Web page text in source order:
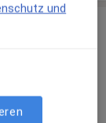
und